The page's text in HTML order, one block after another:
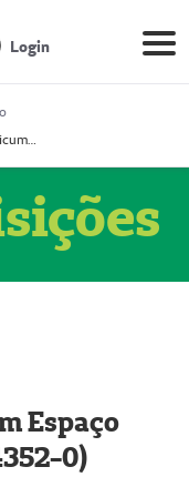
Login
Prestador Mosaicum Espaço Clínico Ltda (51004352-0)
Espaço
0)